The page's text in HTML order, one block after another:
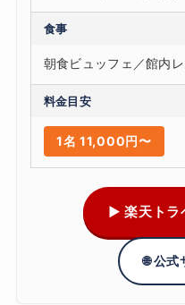
食事
朝食ビュッフェ／館内
料金目安
1名 11,000円〜
▶ 楽天トラ
🌐 公